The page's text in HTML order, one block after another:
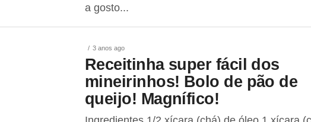
a gosto...
3 anos ago
Receitinha super fácil dos
mineirinhos! Bolo de pão de
queijo! Magnífico!